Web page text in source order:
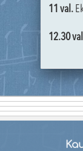
11 val.
12.30